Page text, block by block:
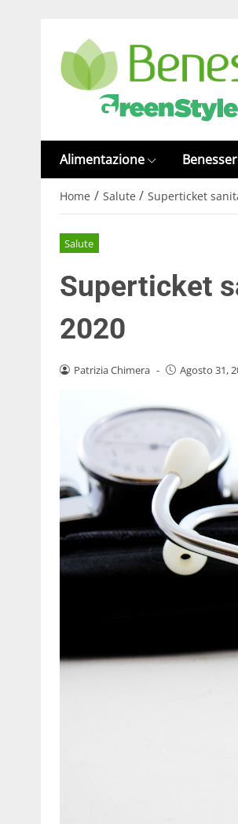
Alimentazione
Home / Salute / Superticket
Salute
Superticket
2020
Patrizia Chimera - Agosto 31,